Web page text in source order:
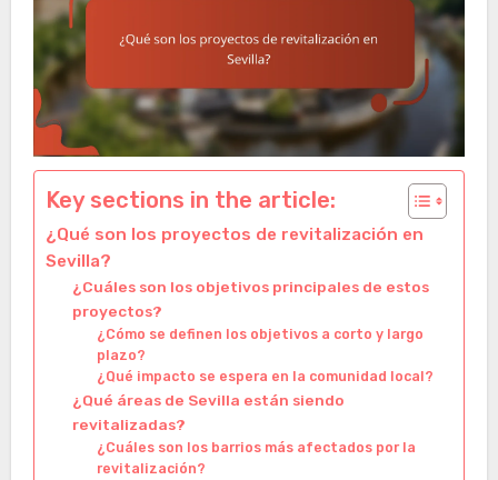
Key sections in the article:
¿Qué son los proyectos de revitalización en
Sevilla?
¿Cuáles son los objetivos principales de estos
proyectos?
¿Cómo se definen los objetivos a corto y largo
plazo?
¿Qué impacto se espera en la comunidad local?
¿Qué áreas de Sevilla están siendo
revitalizadas?
¿Cuáles son los barrios más afectados por la
revitalización?